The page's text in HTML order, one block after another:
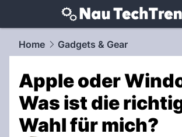
techtrends.NAU.ch
Home Gadgets & Gear
Apple oder
Was ist die
Wahl für mich?